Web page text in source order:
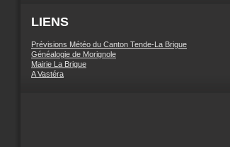
LIENS
Prévisions Météo du Canton Tende-La Brigue
Généalogie de Morignole
Mairie La Brigue
A Vastéra